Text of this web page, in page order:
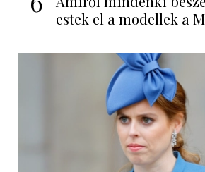
estek el a modellek a